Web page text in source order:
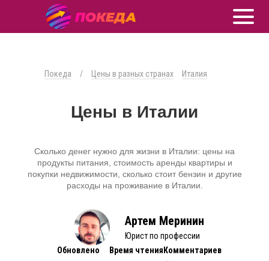
Покеда / Цены в разных странах Италия
Цены в Италии
Сколько денег нужно для жизни в Италии: цены на
продукты питания, стоимость аренды квартиры и
покупки недвижимости, сколько стоит бензин и другие
расходы на проживание в Италии.
Артем Меринин
Юрист по профессии
Обновлено
Время чтения Комментариев